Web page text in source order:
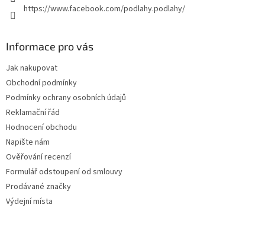
https://www.facebook.com/podlahy.podlahy/
Informace pro vás
Jak nakupovat
Obchodní podmínky
Podmínky ochrany osobních údajů
Reklamační řád
Hodnocení obchodu
Napište nám
Ověřování recenzí
Formulář odstoupení od smlouvy
Prodávané značky
Výdejní místa